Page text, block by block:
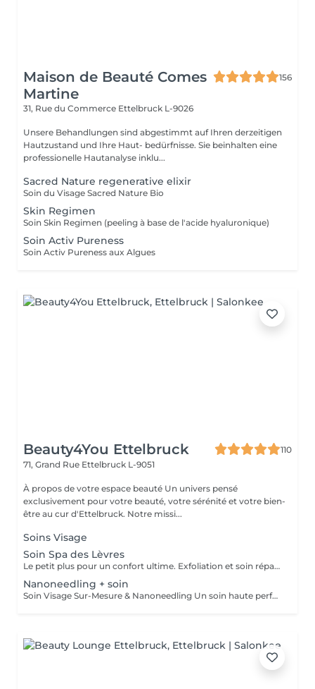
Maison de Beauté Comes
Martine
156
31, Rue du Commerce Ettelbruck L-9026
Unsere Behandlungen sind abgestimmt auf Ihren derzeitigen
Hautzustand und Ihre Haut- bedürfnisse. Sie beinhalten eine
professionelle Hautanalyse inklu...
Sacred Nature regenerative elixir
Soin du Visage Sacred Nature Bio
Skin Regimen
Soin Skin Regimen (peeling à base de l'acide hyaluronique)
Soin Activ Pureness
Soin Activ Pureness aux Algues
Beauty4You Ettelbruck
110
71, Grand Rue Ettelbruck L-9051
À propos de votre espace beauté Un univers pensé
exclusivement pour votre beauté, votre sérénité et votre bien-
être au cur d'Ettelbruck. Notre missi...
Soins Visage
Soin Spa des Lèvres
Le petit plus pour un confort ultime. Exfoliation et soin réparateur intense pour des lèvres douces et parfaitement hydratées. Idéal à combiner avec vos autres soins !
Nanoneedling + soin
Soin Visage Sur-Mesure & Nanoneedling Un soin haute performance entièrement personnalisé selon les besoins de votre peau (hydratation, anti-âge, éclat ou imperfections). Comprend un diagnostic, un nettoyage de peau, l'infusion d'actifs ciblés par nanoneedling et un masque apaisant final pour des résultats visibles et immédiats.